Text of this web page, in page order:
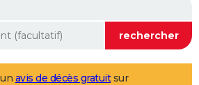
avis de décès gratuitsur